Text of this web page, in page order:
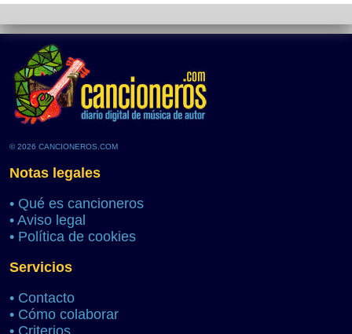
© 2026 CANCIONEROS.COM
Notas legales
• Qué es cancioneros
• Aviso legal
• Política de cookies
Servicios
• Contacto
• Cómo colaborar
• Criterios